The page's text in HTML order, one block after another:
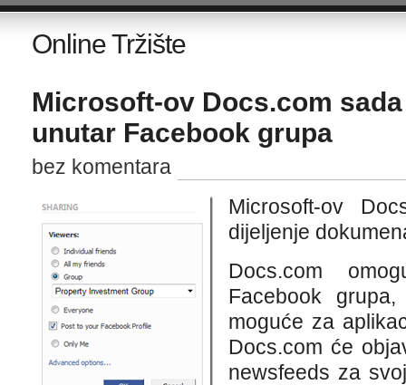
Online Tržište
Microsoft-ov Docs.com
unutar Facebook grupa
bez komentara
Microsoft-ov
dijeljenje
Docs.com
Facebook
moguće za
Docs.com će
newsfeeds za